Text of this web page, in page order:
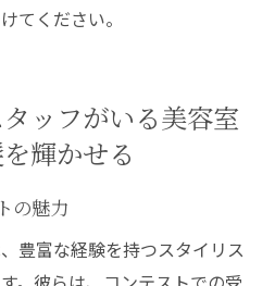
てください。
ッフがいる美容室
輝かせる
の魅力
豊富な経験を持つスタイリス